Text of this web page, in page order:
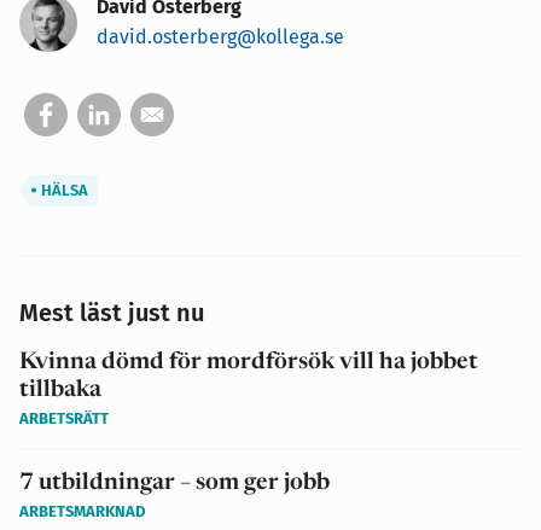
David Österberg
david.osterberg@kollega.se
HÄLSA
Mest läst just nu
Kvinna dömd för mordförsök vill ha jobbet
tillbaka
ARBETSRÄTT
7 utbildningar – som ger jobb
ARBETSMARKNAD